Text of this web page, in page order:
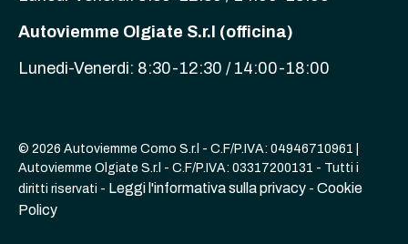
Autoviemme Olgiate S.r.l (officina)
Lunedi-Venerdi: 8:30-12:30 / 14:00-18:00
© 2026 Autoviemme Como S.r.l - C.F/P.IVA: 04946710961 |
Autoviemme Olgiate S.r.l - C.F/P.IVA: 03317200131 - Tutti i
diritti riservati - Leggi l'informativa sulla privacy - Cookie
Policy